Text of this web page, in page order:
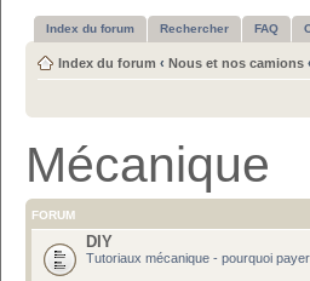
Index du forum Rechercher FAQ
Index du forum ‹ Nous et nos camions ‹
Mécanique
FORUM
DIY
Tutoriaux mécanique - pourquoi